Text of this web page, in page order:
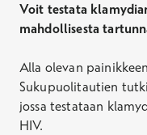
Voit testata
mahdollisesta
Alla olevan
Sukupuolitautien
jossa testataan
HIV.